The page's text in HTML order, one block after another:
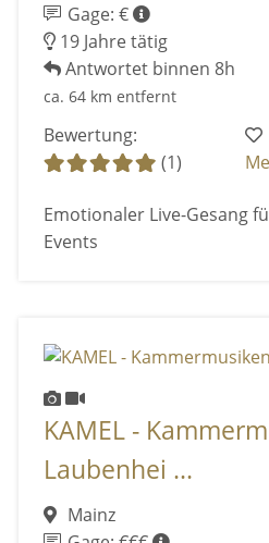
Gage: €
19 Jahre tätig
Antwortet binnen 8h
ca. 64 km entfernt
Bewertung:
(1)
Emotionaler Live-Gesang
Events
KAMEL -
Laubenhei ...
Mainz